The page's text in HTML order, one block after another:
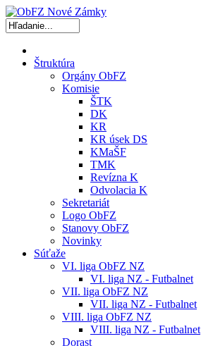
Štruktúra
Orgány ObFZ
Komisie
ŠTK
DK
KR
KR úsek DS
KMaŠF
TMK
Revízna K
Odvolacia K
Sekretariát
Logo ObFZ
Stanovy ObFZ
Novinky
Súťaže
VI. liga ObFZ NZ
VI. liga NZ - Futbalnet
VII. liga ObFZ NZ
VII. liga NZ - Futbalnet
VIII. liga ObFZ NZ
VIII. liga NZ - Futbalnet
Dorast